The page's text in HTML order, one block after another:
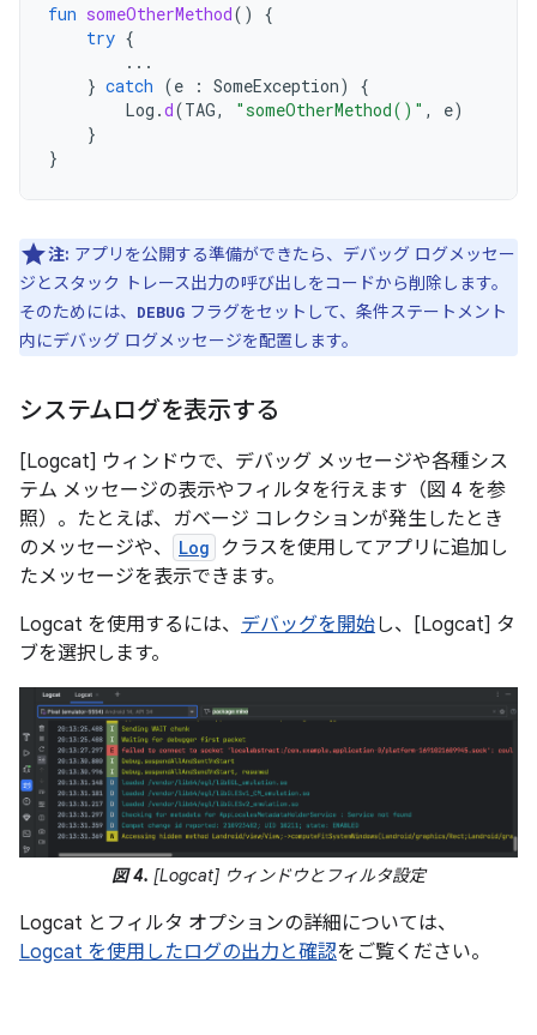
fun someOtherMethod()
{
try {
...
} catch (e : SomeException)
{
Log .d(TAG, "someOtherMethod()" , e)
}
}
注: アプリを公開する準備ができたら、デバッグ ログメッセー
ジとスタック トレース出力の呼び出しをコードから削除します。
そのためには、
DEBUG フラグをセットして、条件ステートメント
内にデバッグ ログメッセージを配置します。
システムログを表示する
[Logcat] ウィンドウで、デバッグ メッセージや各種シス
テム メッセージの表示やフィルタを行えます（図 4 を参
照）。たとえば、ガベージ コレクションが発生したとき
のメッセージや、
Log
クラスを使用してアプリに追加し
たメッセージを表示できます。
Logcat を使用するには、 デバッグを開始し、[Logcat] タ
ブを選択します。
図 4. [Logcat] ウィンドウとフィルタ設定
Logcat とフィルタ オプションの詳細については、
Logcat を使用したログの出力と確認をご覧ください。